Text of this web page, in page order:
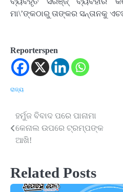
ମା\’ଙ୍କଠାରୁ ତାଙ୍କର ସନ୍ତାନକୁ
Reporterspen
ରାଜ୍ୟ
Post
navigation
ହର୍ମୁଜ ବିବାଦ ପରେ ପାନାମା
କେନାଲ ଉପରେ ଟ୍ରମ୍ପଙ୍କ
ଆଖି!
Related Posts